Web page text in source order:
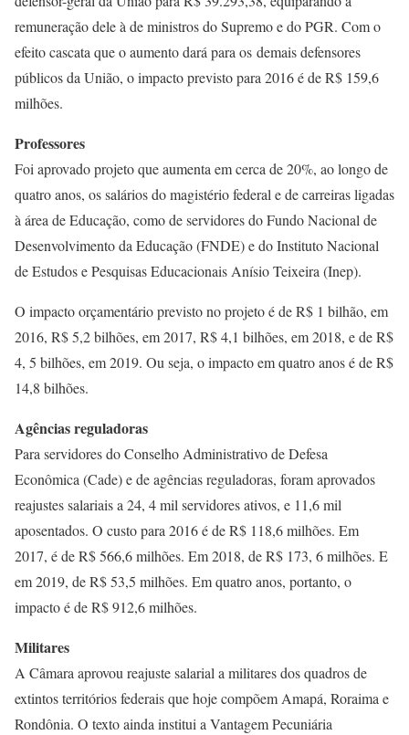
remuneração dele à de ministros do Supremo e do PGR. Com o
efeito cascata que o aumento dará para os demais defensores
públicos da União, o impacto previsto para 2016 é de R$ 159,6
milhões.
Professores
Foi aprovado projeto que aumenta em cerca de 20%, ao longo de
quatro anos, os salários do magistério federal e de carreiras ligadas
à área de Educação, como de servidores do Fundo Nacional de
Desenvolvimento da Educação (FNDE) e do Instituto Nacional
de Estudos e Pesquisas Educacionais Anísio Teixeira (Inep).
O impacto orçamentário previsto no projeto é de R$ 1 bilhão, em
2016, R$ 5,2 bilhões, em 2017, R$ 4,1 bilhões, em 2018, e de R$
4, 5 bilhões, em 2019. Ou seja, o impacto em quatro anos é de R$
14,8 bilhões.
Agências reguladoras
Para servidores do Conselho Administrativo de Defesa
Econômica (Cade) e de agências reguladoras, foram aprovados
reajustes salariais a 24, 4 mil servidores ativos, e 11,6 mil
aposentados. O custo para 2016 é de R$ 118,6 milhões. Em
2017, é de R$ 566,6 milhões. Em 2018, de R$ 173, 6 milhões. E
em 2019, de R$ 53,5 milhões. Em quatro anos, portanto, o
impacto é de R$ 912,6 milhões.
Militares
A Câmara aprovou reajuste salarial a militares dos quadros de
extintos territórios federais que hoje compõem Amapá, Roraima e
Rondônia. O texto ainda institui a Vantagem Pecuniária